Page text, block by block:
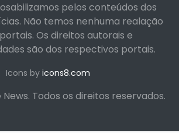
pelos conteúdos dos
Não temos nenhuma realação
Os direitos autorais e
são dos respectivos portais.
Icons by icons8.com
Todos os direitos reservados.